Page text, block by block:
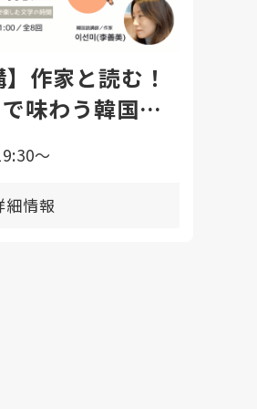
】作家と読む！
で味わう韓国語
〜
細情報